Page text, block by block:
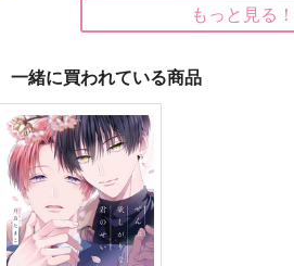
四の五の言ってもきっ
と君らは
十六番りんご園
715 円（税込）
呪術廻戦
五条悟×七海建人
もっと見る！
一緒に買われている商品